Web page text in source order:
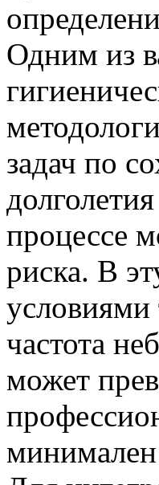
Одним из
задач по
процессе
риска. В
условиями
частота
может